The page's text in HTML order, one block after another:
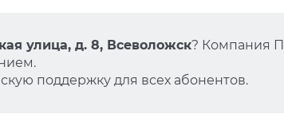
улица, д. 8, Всеволожск? Компания
поддержку для всех абонентов.